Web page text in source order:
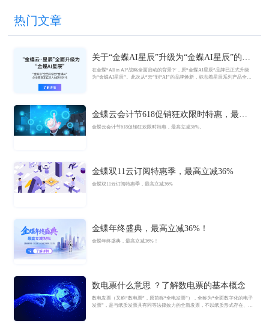
热门文章
关于“金蝶AI星辰”升级为“金蝶AI星辰”的官
方公告
在金蝶“All in AI”战略全面启动的背景下，原“金蝶AI星辰”品牌已正式升级
为“金蝶AI星辰”。此次从“云”到“AI”的品牌焕新，标志着星辰系列产品全面
金蝶云会计节618促销狂欢限时特惠，最高
立减36%
金蝶云会计节618促销狂欢限时特惠，最高立减36%。
金蝶双11云订阅特惠季，最高立减36%
金蝶双11云订阅特惠季，最高立减36%
金蝶年终盛典，最高立减36%！
金蝶年终盛典，最高立减36%！
数电票什么意思 ？了解数电票的基本概念
数电发票（又称“数电票”，原简称“全电发票”），全称为“全面数字化的电子
发票”，是与纸质发票具有同等法律效力的全新发票，不以纸质形式存在、不